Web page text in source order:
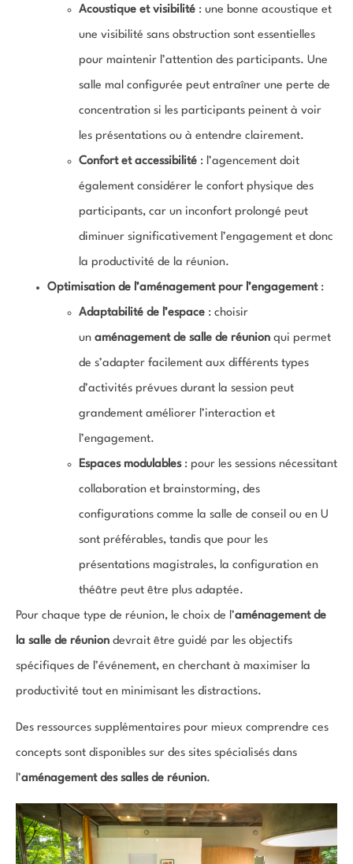
Acoustique et visibilité : une bonne acoustique et
une visibilité sans obstruction sont essentielles
pour maintenir l’attention des participants. Une
salle mal configurée peut entraîner une perte de
concentration si les participants peinent à voir
les présentations ou à entendre clairement.
Confort et accessibilité : l’agencement doit
également considérer le confort physique des
participants, car un inconfort prolongé peut
diminuer significativement l’engagement et donc
la productivité de la réunion.
Optimisation de l’aménagement pour l’engagement:
Adaptabilité de l’espace : choisir
un aménagement de salle de réunion qui permet
de s’adapter facilement aux différents types
d’activités prévues durant la session peut
grandement améliorer l’interaction et
l’engagement.
Espaces modulables: pour les sessions nécessitant
collaboration et brainstorming, des
configurations comme la salle de conseil ou en U
sont préférables, tandis que pour les
présentations magistrales, la configuration en
théâtre peut être plus adaptée.
Pour chaque type de réunion, le choix de l’aménagement de
la salle de réunion devrait être guidé par les objectifs
spécifiques de l’événement, en cherchant à maximiser la
productivité tout en minimisant les distractions.
Des ressources supplémentaires pour mieux comprendre ces
concepts sont disponibles sur des sites spécialisés dans
l’aménagement des salles de réunion.